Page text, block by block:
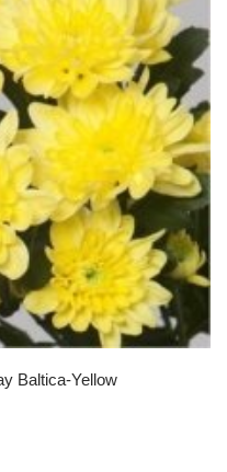
Baltica-Yellow